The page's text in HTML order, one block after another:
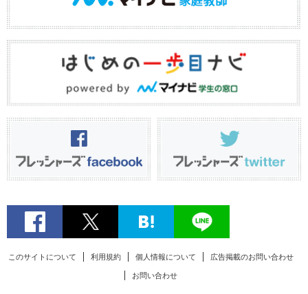
このサイトについて 利用規約 個人情報について 広告掲載のお問い合わせ
お問い合わせ